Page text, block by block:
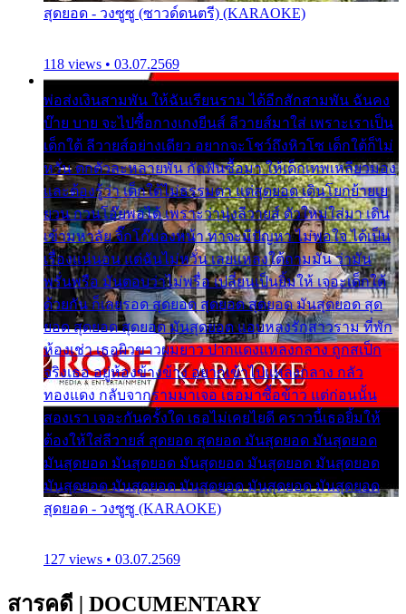
สุดยอด - วงซูซู (ซาวด์ดนตรี) (KARAOKE)
118 views • 03.07.2569
พ่อส่งเงินสามพัน ให้ฉันเรียนราม ได้อีกสักสามพัน ฉันคง
บ๊าย บาย จะไปซื้อกางเกงยีนส์ ลีวายส์มาใส่ เพราะเราเป็น
เด็กใต้ ลีวายส์อย่างเดียว อยากจะโชว์ถึงหิวโซ เด็กใต้ก็ไม่
หวั่น ตกตัวละหลายพัน กัดฟันซื้อมา ให้เด็กเทพเหลียวมอง
และต้องรู้ว่า เด็กใต้ไม่ธรรมดา แต่สุดยอด เดินโยกย้ายเย
ยวน กวนโอ๊ยพอได้ เพราะว่านุ่งลีวายส์ ตัวใหม่ใส่มา เดิน
เข้ามหาลัย จิ๊กโก๊มองหน้า ท่าจะมีปัญหา ไม่พอใจ ได้เป็น
เรื่องแน่นอน แต่ฉันไม่หวั่น เลยแหลงใต้ถามมัน ว่ามัน
พรั่นพรือ มันตอบว่าไม่พรื่อ เปลี่ยนเป็นยิ้มให้ เจอะเด็กใต้
ด้วยกัน ก็เลยรอด สุดยอด สุดยอด สุดยอด มันสุดยอด สุด
ยอด สุดยอด สุดยอด มันสุดยอด แอบหลงรักสาวราม ที่พัก
ห้องเช่า เธอผิวขาวผมยาว ปากแดงแหลงกลาง ถูกสเป็ก
จริงเธอ อยู่ห้องข้างข้าง อยากเข้าไปแหลงกลาง กลัว
ทองแดง กลับจากรามมาเจอ เธอมาซื้อข้าว แต่ก่อนนั้น
สองเรา เจอะกันครั้งใด เธอไม่เคยไยดี คราวนี้เธอยิ้มให้
ต้องให้ใส่ลีวายส์ สุดยอด สุดยอด มันสุดยอด มันสุดยอด
มันสุดยอด มันสุดยอด มันสุดยอด มันสุดยอด มันสุดยอด
มันสุดยอด มันสุดยอด มันสุดยอด มันสุดยอด มันสุดยอด
สุดยอด - วงซูซู (KARAOKE)
127 views • 03.07.2569
สารคดี | DOCUMENTARY